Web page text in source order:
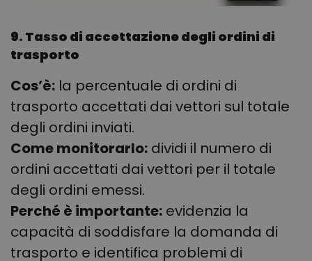
9. Tasso di accettazione degli ordini di
trasporto
Cos’è: la percentuale di ordini di
trasporto accettati dai vettori sul totale
degli ordini inviati.
Come monitorarlo: dividi il numero di
ordini accettati dai vettori per il totale
degli ordini emessi.
Perché è importante: evidenzia la
capacità di soddisfare la domanda di
trasporto e identifica problemi di